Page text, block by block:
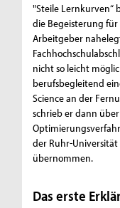
"Steile Lernkurven“
die Begeisterung für
Arbeitgeber
nicht so leicht
berufsbegleitend
Science an der
schrieb er dann
der Ruhr-
übernommen.
Das erste